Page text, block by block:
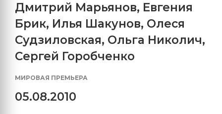
Дмитрий Марьянов, Евгения
Брик, Илья Шакунов, Олеся
Судзиловская, Ольга Николич,
Сергей Горобченко
МИРОВАЯ ПРЕМЬЕРА
05.08.2010